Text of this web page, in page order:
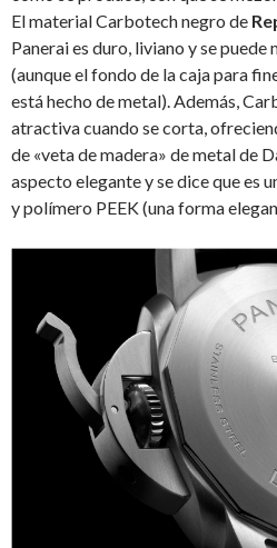
El material Carbotech negro de
Panerai es duro, liviano y se
(aunque el fondo de la caja para
está hecho de metal). Además,
atractiva cuando se corta,
de «veta de madera» de metal de
aspecto elegante y se dice que es
y polímero PEEK (una forma